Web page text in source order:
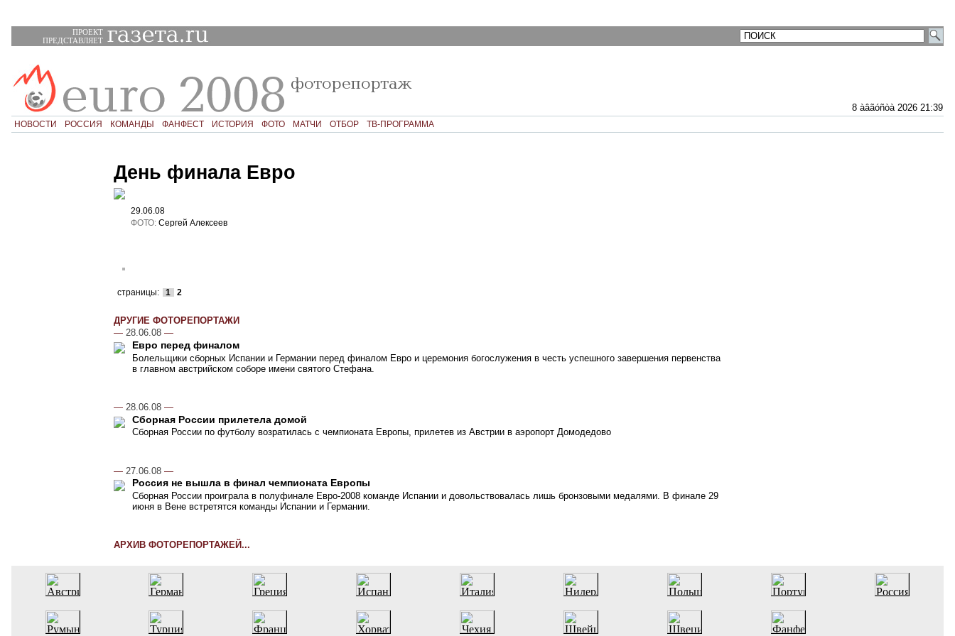
ПРОЕКТ
ПРЕДСТАВЛЯЕТ
8 àâãóñòà 2026 21:39
НОВОСТИ РОССИЯ КОМАНДЫ ФАНФЕСТ ИСТОРИЯ ФОТО МАТЧИ ОТБОР ТВ-ПРОГРАММА
День финала Евро
29.06.08
ФОТО: Сергей Алексеев
страницы: 1 2
ДРУГИЕ ФОТОРЕПОРТАЖИ
—28.06.08 —
Евро перед финалом
Болельщики сборных Испании и Германии перед финалом Евро и церемония богослужения в честь успешного завершения первенства
в главном австрийском соборе имени святого Стефана.
—28.06.08 —
Сборная России прилетела домой
Сборная России по футболу возратилась с чемпионата Европы, прилетев из Австрии в аэропорт Домодедово
— 27.06.08 —
Россия не вышла в финал чемпионата Европы
Сборная России проиграла в полуфинале Евро-2008 команде Испании и довольствовалась лишь бронзовыми медалями. В финале 29
июня в Вене встретятся команды Испании и Германии.
АРХИВ ФОТОРЕПОРТАЖЕЙ...